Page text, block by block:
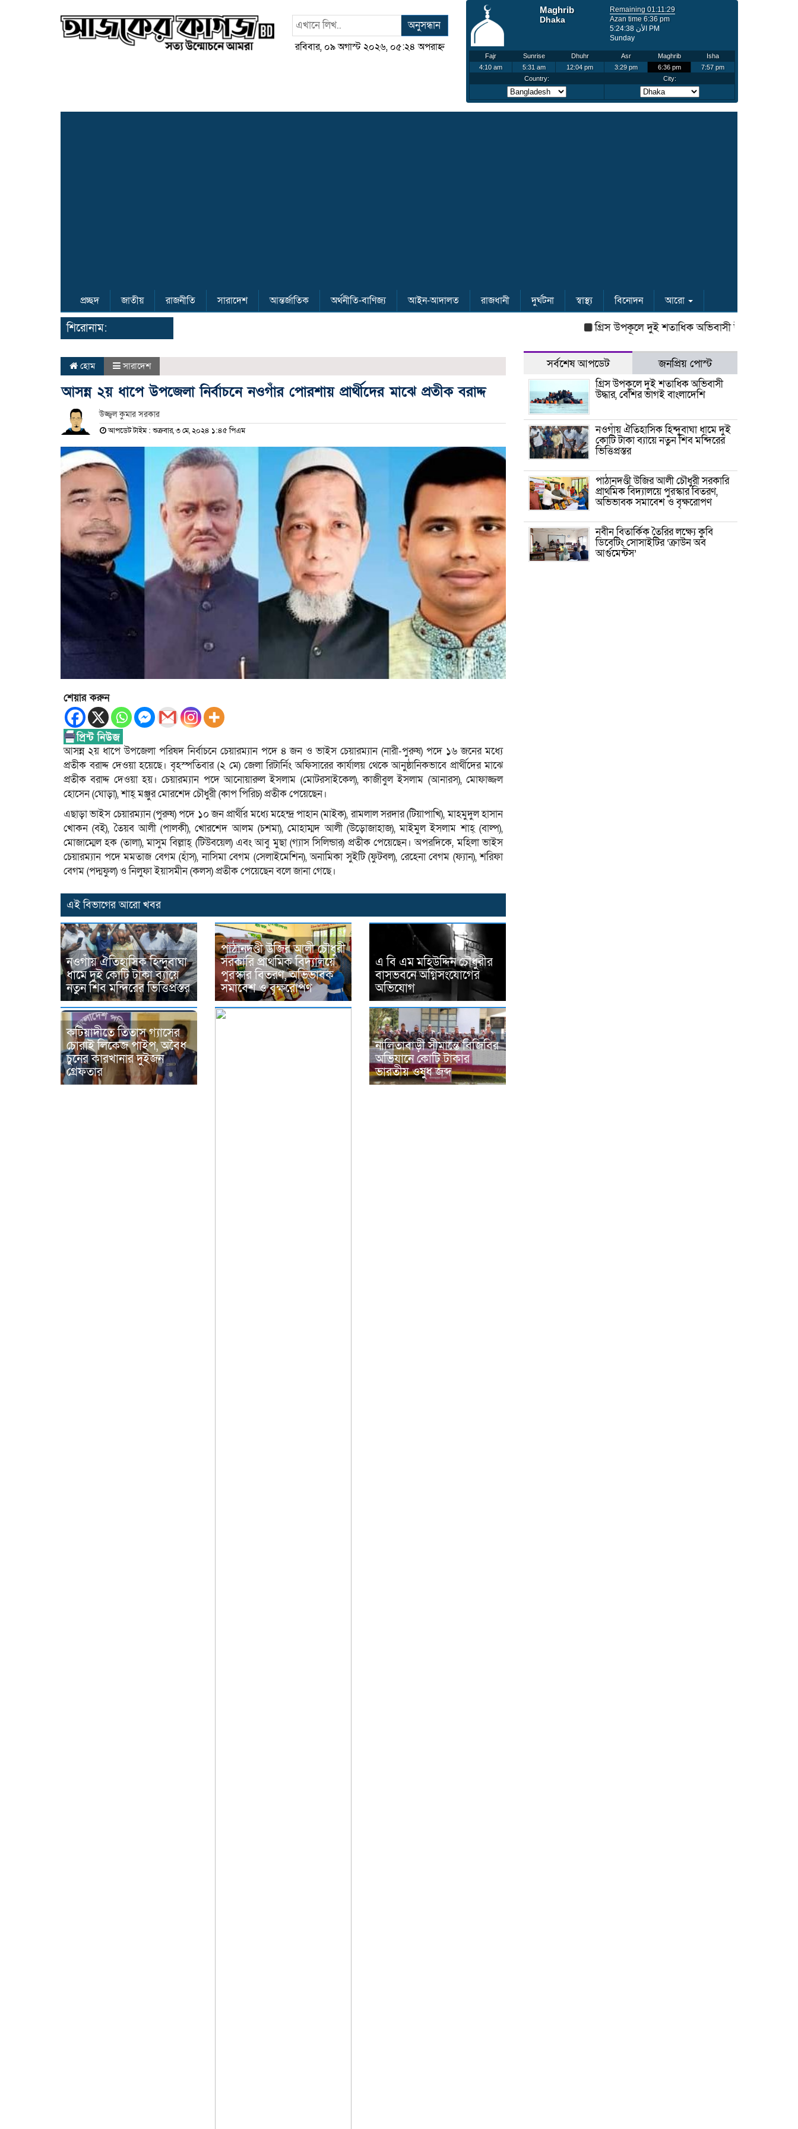
অনুসন্ধান
রবিবার, ০৯ অগাস্ট ২০২৬, ০৫:২৪ অপরাহ্ন
প্রচ্ছদ জাতীয় রাজনীতি সারাদেশ আন্তর্জাতিক অর্থনীতি-বাণিজ্য আইন-আদালত রাজধানী দুর্ঘটনা স্বাস্থ্য বিনোদন আরো
শিরোনাম: গ্রিস উপকূলে দুই শতাধিক অভিবাসী উদ্ধার, বেশির ভাগই
হোম সারাদেশ
আসন্ন ২য় ধাপে উপজেলা নির্বাচনে নওগাঁর পোরশায় প্রার্থীদের মাঝে প্রতীক বরাদ্দ
উজ্জ্বল কুমার সরকার
আপডেট টাইম : শুক্রবার, ৩ মে, ২০২৪ ১:৪৫ পিএম
শেয়ার করুন
আসন্ন ২য় ধাপে উপজেলা পরিষদ নির্বাচনে চেয়ারম্যান পদে ৪ জন ও ভাইস চেয়ারম্যান (নারী-পুরুষ) পদে ১৬ জনের মধ্যে
প্রতীক বরাদ্দ দেওয়া হয়েছে। বৃহস্পতিবার (২ মে) জেলা রিটার্নিং অফিসারের কার্যালয় থেকে আনুষ্ঠানিকভাবে প্রার্থীদের মাঝে
প্রতীক বরাদ্দ দেওয়া হয়। চেয়ারম্যান পদে আনোয়ারুল ইসলাম (মোটরসাইকেল), কাজীবুল ইসলাম (আনারস), মোফাজ্জল
হোসেন (ঘোড়া), শাহ্ মঞ্জুর মোরশেদ চৌধুরী (কাপ পিরিচ) প্রতীক পেয়েছেন।
এছাড়া ভাইস চেয়ারম্যান (পুরুষ) পদে ১০ জন প্রার্থীর মধ্যে মহেন্দ্র পাহান (মাইক), রামলাল সরদার (টিয়াপাখি), মাহমুদুল হাসান
খোকন (বই), তৈয়ব আলী (পালকী), খোরশেদ আলম (চশমা), মোহাম্মদ আলী (উড়োজাহাজ), মাইমুল ইসলাম শাহ্ (বাল্প),
মোজাম্মেল হক (তালা), মাসুম বিল্লাহ্ (টিউবয়েল) এবং আবু মুছা (গ্যাস সিলিন্ডার) প্রতীক পেয়েছেন। অপরদিকে, মহিলা ভাইস
চেয়ারম্যান পদে মমতাজ বেগম (হাঁস), নাসিমা বেগম (সেলাইমেশিন), অনামিকা সুইটি (ফুটবল), রেহেনা বেগম (ফ্যান), শরিফা
বেগম (পদ্মফুল) ও নিলুফা ইয়াসমীন (কলস) প্রতীক পেয়েছেন বলে জানা গেছে।
এই বিভাগের আরো খবর
নওগাঁয় ঐতিহাসিক হিন্দুবাঘা
ধামে দুই কোটি টাকা ব্যায়ে
নতুন শিব মন্দিরের ভিত্তিপ্রস্তর
পাঠানদণ্ডী উজির আলী চৌধুরী
সরকারি প্রাথমিক বিদ্যালয়ে
পুরস্কার বিতরণ, অভিভাবক
সমাবেশ ও বৃক্ষরোপণ
এ বি এম মহিউদ্দিন চৌধুরীর
বাসভবনে অগ্নিসংযোগের
অভিযোগ
কটিয়াদীতে তিতাস গ্যাসের
চোরাই লিকেজ পাইপ, অবৈধ
চুনের কারখানার দুইজন
গ্রেফতার
নালিতাবাড়ী সীমান্তে বিজিবির
অভিযানে কোটি টাকার
ভারতীয় ওষুধ জব্দ
সর্বশেষ আপডেট জনপ্রিয় পোস্ট
গ্রিস উপকূলে দুই শতাধিক অভিবাসী
উদ্ধার, বেশির ভাগই বাংলাদেশি
নওগাঁয় ঐতিহাসিক হিন্দুবাঘা ধামে দুই
কোটি টাকা ব্যায়ে নতুন শিব মন্দিরের
ভিত্তিপ্রস্তর
পাঠানদণ্ডী উজির আলী চৌধুরী সরকারি
প্রাথমিক বিদ্যালয়ে পুরস্কার বিতরণ,
অভিভাবক সমাবেশ ও বৃক্ষরোপণ
নবীন বিতার্কিক তৈরির লক্ষ্যে কুবি
ডিবেটিং সোসাইটির ‘ক্রাউন অব
আর্গুমেন্টস’